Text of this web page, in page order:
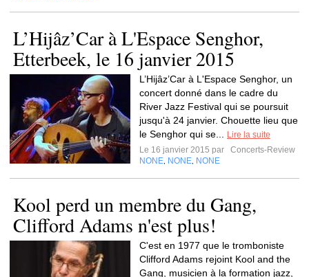
L’Hijâz’Car à L'Espace Senghor,
Etterbeek, le 16 janvier 2015
L’Hijâz’Car à L'Espace Senghor, un
concert donné dans le cadre du
River Jazz Festival qui se poursuit
jusqu'à 24 janvier. Chouette lieu que
le Senghor qui se...
Lire la suite
Le 16 janvier 2015 par
Concerts-Review
NONE NONE NONE
Kool perd un membre du Gang,
Clifford Adams n'est plus!
C'est en 1977 que le tromboniste
Clifford Adams rejoint Kool and the
Gang, musicien à la formation jazz,